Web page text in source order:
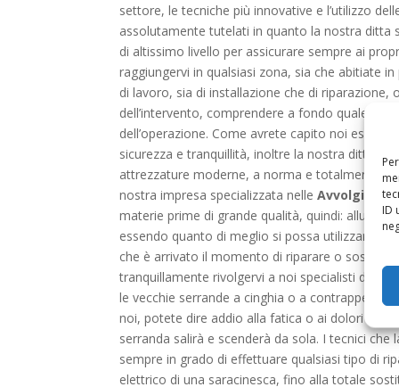
ID
settore, le tecniche più innovative e l’utilizzo
assolutamente tutelati in quanto la nostra ditta
di altissimo livello per assicurare sempre ai
raggiungervi in qualsiasi zona, sia che abitiate
di lavoro, sia di installazione che di
dell’intervento, comprendere a fondo quale
dell’operazione. Come avrete capito noi esperti
sicurezza e tranquillità, inoltre la nostra ditta
attrezzature moderne, a norma e totalmente
nostra impresa specializzata nelleAvvolgibili
materie prime di grande qualità, quindi:
essendo quanto di meglio si possa utilizzare vi
che è arrivato il momento di riparare o
tranquillamente rivolgervi a noi specialisti delle
le vecchie serrande a cinghia o a contrappeso
noi, potete dire addio alla fatica o ai dolori alla
serranda salirà e scenderà da sola. I tecnici
sempre in grado di effettuare qualsiasi tipo di
elettrico di una saracinesca, fino alla totale